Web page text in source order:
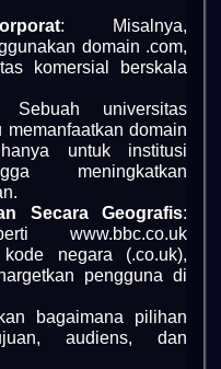
: Misalnya,
domain .com,
komersial berskala
Sebuah universitas
memanfaatkan domain
untuk institusi
meningkatkan
Secara Geografis:
www.bbc.co.uk
negara (.co.uk),
pengguna di
bagaimana pilihan
audiens, dan